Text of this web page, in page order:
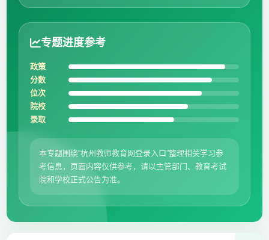
专题进度参考
政策
分数
位次
院校
录取
本专题围绕“杭州教师教育网登录入口”整理相关学习参
考信息，页面内容仅供参考，请以主管部门、教育考试
院和学校正式公告为准。